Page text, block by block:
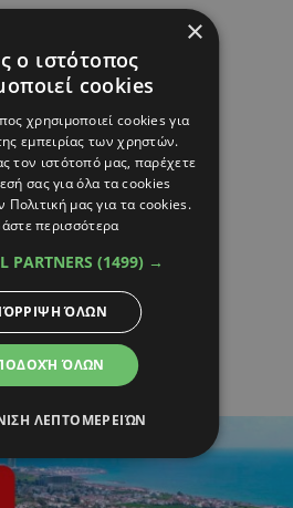
×
ο ιστότοπος
cookies
χρησιμοποιεί cookies για
εμπειρίας των χρηστών.
τον ιστότοπό μας, παρέχετε
σας για όλα τα cookies
μας για τα cookies.
περισσότερα
PARTNERS (1499) →
ΌΛΩΝ
ΌΛΩΝ
ΛΕΠΤΟΜΕΡΕΙΏΝ